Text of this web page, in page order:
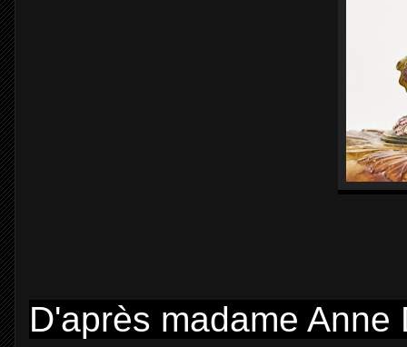
D'après madame